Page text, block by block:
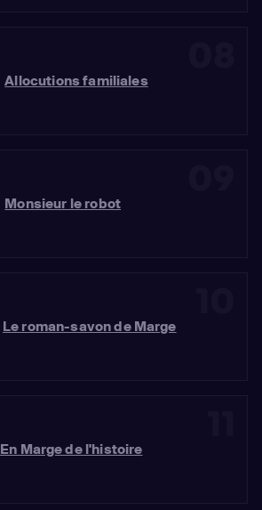
Allocutions familiales
Monsieur le robot
Le roman-savon de Marge
En Marge de l'histoire